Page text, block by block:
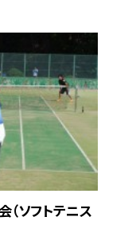
ソフトテニス